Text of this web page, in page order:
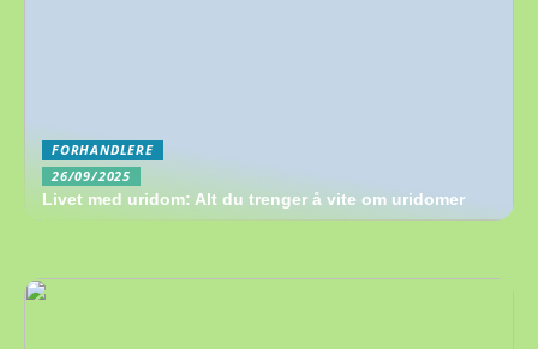
FORHANDLERE
26/09/2025
Livet med uridom: Alt du trenger å vite om uridomer